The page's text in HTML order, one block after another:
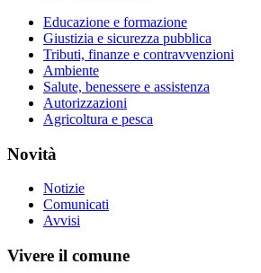
Educazione e formazione
Giustizia e sicurezza pubblica
Tributi, finanze e contravvenzioni
Ambiente
Salute, benessere e assistenza
Autorizzazioni
Agricoltura e pesca
Novità
Notizie
Comunicati
Avvisi
Vivere il comune